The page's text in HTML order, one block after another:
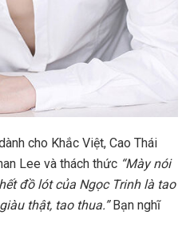
cho Khắc Việt, Cao Thái
Lee và thách thức “Mày nói
đồ lót của Ngọc Trinh là tao
thật, tao thua.”Bạn nghĩ